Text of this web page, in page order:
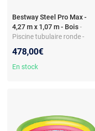
Bestway Steel Pro Max -
4,27 m x 1,07 m - Bois-
Piscine tubulaire ronde -
cartouche - Échelle et bâche
478,00€
En stock